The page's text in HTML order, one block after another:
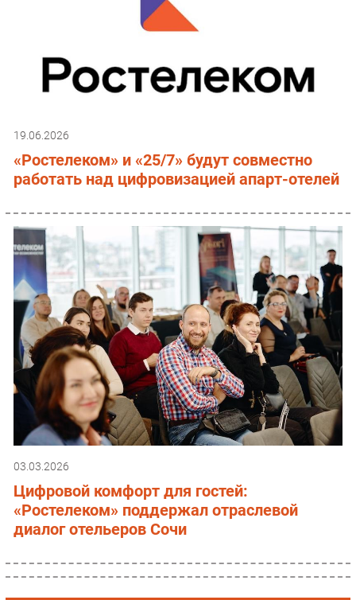
19.06.2026
«Ростелеком» и «25/7» будут совместно
работать над цифровизацией апарт-отелей
03.03.2026
Цифровой комфорт для гостей:
«Ростелеком» поддержал отраслевой
диалог отельеров Сочи